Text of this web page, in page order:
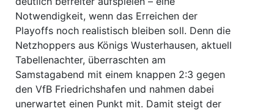
Notwendigkeit, wenn das Erreichen der
Playoffs noch realistisch bleiben soll. Denn die
Netzhoppers aus Königs Wusterhausen, aktuell
Tabellenachter, überraschten am
Samstagabend mit einem knappen 2:3 gegen
den VfB Friedrichshafen und nahmen dabei
unerwartet einen Punkt mit. Damit steigt der